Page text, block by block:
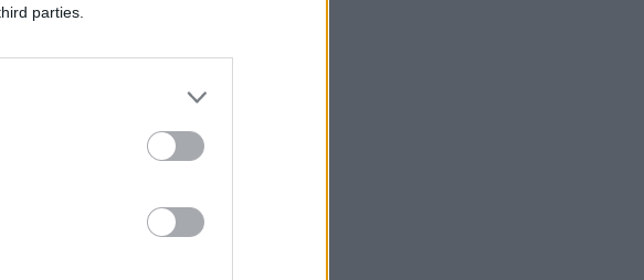
parties.